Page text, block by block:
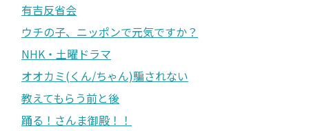
有吉反省会
ウチの子、ニッポンで元気ですか？
NHK・土曜ドラマ
オオカミ(くん/ちゃん)騙されない
教えてもらう前と後
踊る！さんま御殿！！